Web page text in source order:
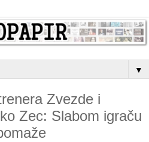
▼
Zvezde i
Zec: Slabom igraču